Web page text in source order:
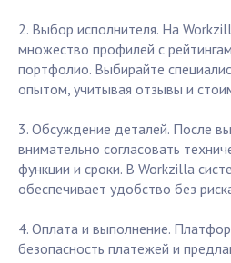
2. Выбор исполнителя. На
множество профилей с
портфолио. Выбирайте
опытом, учитывая отзывы и
3. Обсуждение деталей. После
внимательно согласовать
функции и сроки. В Workzilla
обеспечивает удобство без
4. Оплата и выполнение.
безопасность платежей и